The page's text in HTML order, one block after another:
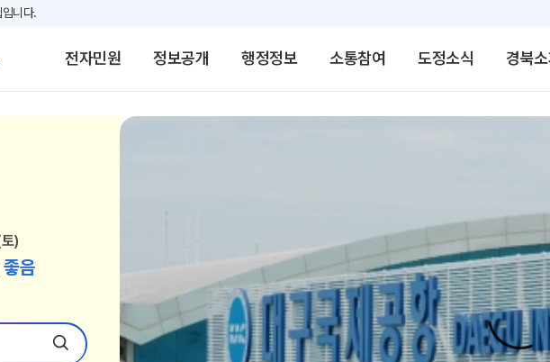
니다.
전자민원 정보공개 행정정보 소통참여 도정소식 경북
)
좋음
)
좋음
)
좋음
)
좋음
)
좋음
)
좋음
)
좋음
)
좋음
)
좋음
)
좋음
)
좋음
)
좋음
)
좋음
)
보통
)
좋음
)
좋음
)
좋음
)
좋음
)
좋음
)
좋음
)
좋음
)
좋음